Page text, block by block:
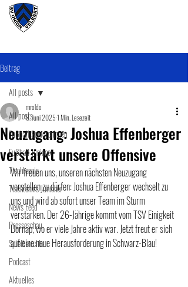
Beitrag
All posts
Fußball SeniorenInnen
Fußball Junioner
Tischtennis
Tischtennis Junioner
News Feed
Presseschau
Spielberichte
Podcast
Aktuelles
All posts
Neuzugang: Joshua Effenberger
verstärkt unsere Offensive
mroldo
8. Juni 20251 Min. Lesezeit
Wir freuen uns, unseren nächsten Neuzugang
vorstellen zu dürfen: Joshua Effenberger wechselt zu
uns und wird ab sofort unser Team im Sturm
verstärken. Der 26-Jährige kommt vom TSV Einigkeit
Dornap, wo er viele Jahre aktiv war. Jetzt freut er sich
auf eine neue Herausforderung in Schwarz-Blau!